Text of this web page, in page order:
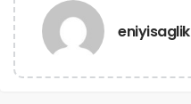
eniyisaglik